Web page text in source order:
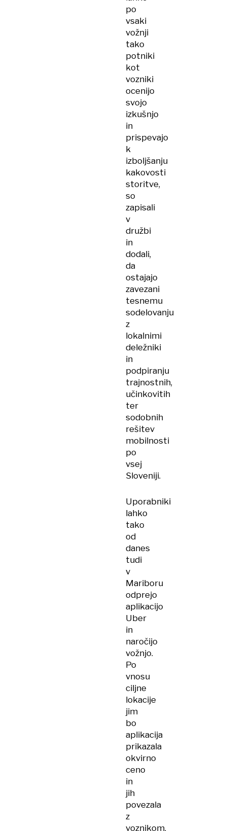
po
vsaki
vožnji
tako
potniki
kot
vozniki
ocenijo
svojo
izkušnjo
in
prispevajo
k
izboljšanju
kakovosti
storitve,
so
zapisali
v
družbi
in
dodali,
da
ostajajo
zavezani
tesnemu
sodelovanju
z
lokalnimi
deležniki
in
podpiranju
trajnostnih,
učinkovitih
ter
sodobnih
rešitev
mobilnosti
po
vsej
Sloveniji.
Uporabniki
lahko
tako
od
danes
tudi
v
Mariboru
odprejo
aplikacijo
Uber
in
naročijo
vožnjo.
Po
vnosu
ciljne
lokacije
jim
bo
aplikacija
prikazala
okvirno
ceno
in
jih
povezala
z
voznikom,